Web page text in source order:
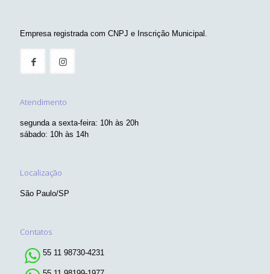
Empresa registrada com CNPJ e Inscrição Municipal.
Atendimento
segunda a sexta-feira: 10h às 20h
sábado: 10h às 14h
Localização
São Paulo/SP
Contatos
55 11 98730-4231